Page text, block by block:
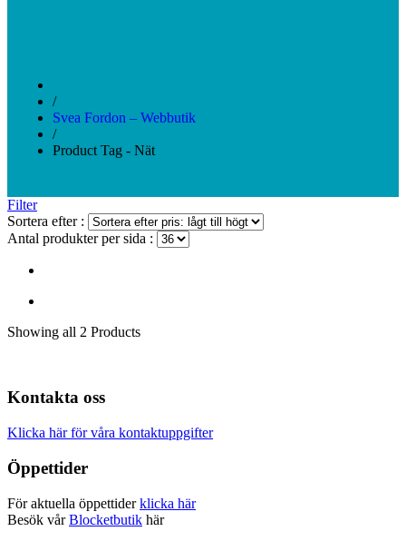
/
Svea Fordon – Webbutik
/
Product Tag - Nät
Filter
Sortera efter :
Antal produkter per sida :
Showing all 2 Products
Kontakta oss
Klicka här för våra kontaktuppgifter
Öppettider
För aktuella öppettiderklicka här
Besök vårBlocketbutik här